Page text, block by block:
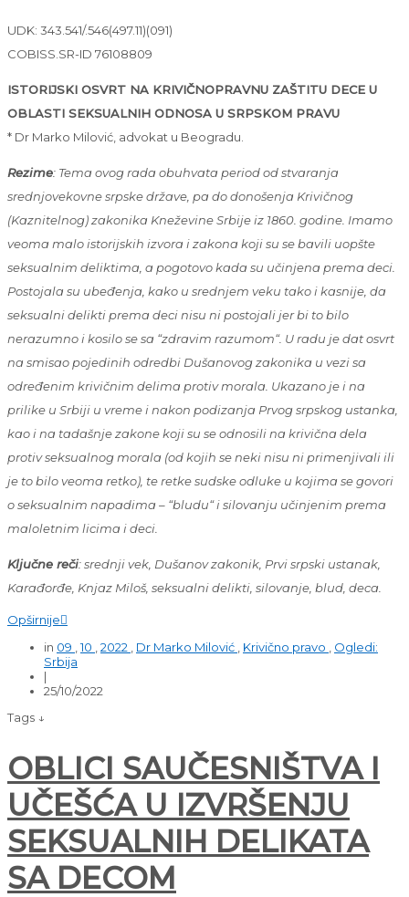
UDK: 343.541/.546(497.11)(091)
COBISS.SR-ID 76108809
ISTORIJSKI OSVRT NA KRIVIČNOPRAVNU ZAŠTITU DECE U
OBLASTI SEKSUALNIH ODNOSA U SRPSKOM PRAVU
* Dr Marko Milović, advokat u Beogradu.
Rezime: Tema ovog rada obuhvata period od stvaranja
srednjovekovne srpske države, pa do donošenja Krivičnog
(Kaznitelnog) zakonika Kneževine Srbije iz 1860. godine. Imamo
veoma malo istorijskih izvora i zakona koji su se bavili uopšte
seksualnim deliktima, a pogotovo kada su učinjena prema deci.
Postojala su ubeđenja, kako u srednjem veku tako i kasnije, da
seksualni delikti prema deci nisu ni postojali jer bi to bilo
nerazumno i kosilo se sa “zdravim razumom“. U radu je dat osvrt
na smisao pojedinih odredbi Dušanovog zakonika u vezi sa
određenim krivičnim delima protiv morala. Ukazano je i na
prilike u Srbiji u vreme i nakon podizanja Prvog srpskog ustanka,
kao i na tadašnje zakone koji su se odnosili na krivična dela
protiv seksualnog morala (od kojih se neki nisu ni primenjivali ili
je to bilo veoma retko), te retke sudske odluke u kojima se govori
o seksualnim napadima – “bludu“ i silovanju učinjenim prema
maloletnim licima i deci.
Ključne reči: srednji vek, Dušanov zakonik, Prvi srpski ustanak,
Karađorđe, Knjaz Miloš, seksualni delikti, silovanje, blud, deca.
Opširnije
in 09 ,10 ,2022 , Dr Marko Milović , Krivično pravo , Ogledi:
Srbija
|
25/10/2022
Tags ↓
OBLICI SAUČESNIŠTVA I
UČEŠĆA U IZVRŠENJU
SEKSUALNIH DELIKATA
SA DECOM